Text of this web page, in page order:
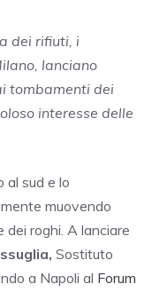
dei rifiuti, i
lanciano
tombamenti dei
interesse delle
al sud e lo
muovendo
dei roghi. A lanciare
Sostituto
a Napoli al Forum